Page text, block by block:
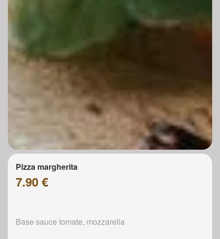
Pizza margherita
7.90 €
Base sauce tomate, mozzarella